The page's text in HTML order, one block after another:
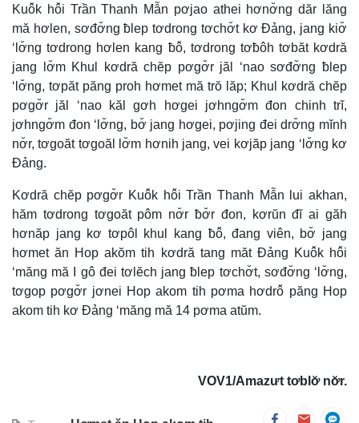
Kuô̆k hô̆i Trần Thanh Mẫn pơjao athei hơnơ̆ng dăr lăng
mă hơlen, sơđơ̆ng ƀlep tơdrong tơchơ̆t kơ Đảng, jang kiơ̆
‘lơ̆ng tơdrong hơlen kang ƀô̆, tơdrong tơƀôh tơbăt kơdră
jang lơ̆m Khul kơdră chĕp pơgơ̆r jăl ‘nao sơđơ̆ng ƀlep
‘lơ̆ng, tơpăt păng proh hơmet mă trŏ lăp; Khul kơdră chĕp
pơgơ̆r jăl ‘nao kăl gơh hơgei jơhngơ̆m đon chinh trĭ,
jơhngơ̆m đon ‘lơ̆ng, bơ̆ jang hơgei, pơjing đei drơ̆ng mĭnh
nơ̆r, tơgoăt tơgoăl lơ̆m hơnih jang, vei kơjăp jang ‘lơ̆ng kơ
Đảng.
Kơdră chĕp pơgơ̆r Kuô̆k hô̆i Trần Thanh Mẫn lui akhan,
hăm tơdrong tơgoăt pôm nơ̆r ƀơ̆r đon, kơrŭn đĭ ai găh
hơnăp jang kơ tơpôl khul kang ƀô̆, đang viên, bơ̆ jang
hơmet ăn Hop akŏm tih kơdră tang măt Đảng Kuô̆k hô̆i
‘măng mă I gô đei tơlĕch jang ƀlep tơchơ̆t, sơđơ̆ng ‘lơ̆ng,
tơgop pơgơ̆r jơnei Hop akom tih pơma hơdrô̆ păng Hop
akom tih kơ Đảng ‘măng mă 14 pơma atŭm.
VOV1/Amazưt tơblơ̆ nơ̆r.